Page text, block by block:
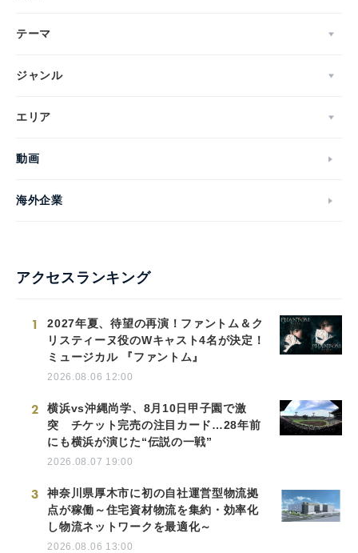
テーマ
ジャンル
エリア
動画
海外企業
アクセスランキング
1
2027年夏、待望の再演！ファントム＆ク
リスティーヌ役のWキャスト4名が決定！
ミュージカル 『ファントム』
2026.08.06 12:00
2
横浜vs沖縄尚学、8月10日甲子園で激
突 チケット完売の注目カード…28年前
にも横浜が演じた“伝説の一戦”
2026.08.07 19:00
3
神奈川県厚木市に初の自社運営型物流拠
点が稼働～住宅資材物流を集約・効率化
し物流ネットワークを最適化～
2026.08.06 13:00